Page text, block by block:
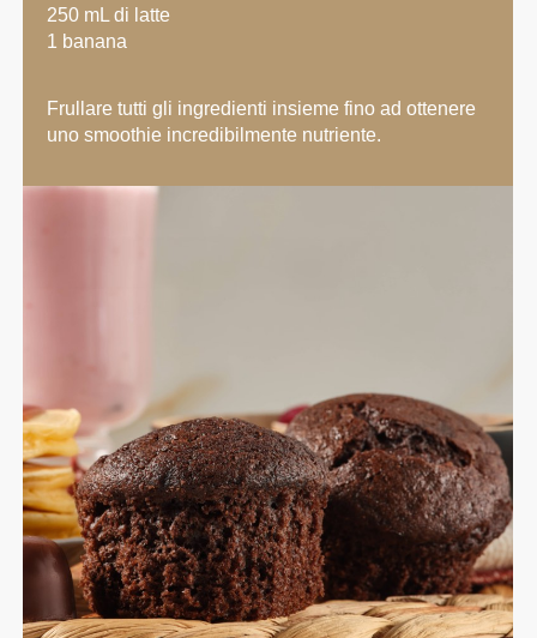
250 mL di latte
1 banana
Frullare tutti gli ingredienti insieme fino ad ottenere
uno smoothie incredibilmente nutriente.